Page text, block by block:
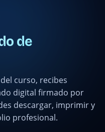
de
curso, recibes
digital firmado por
descargar, imprimir y
profesional.